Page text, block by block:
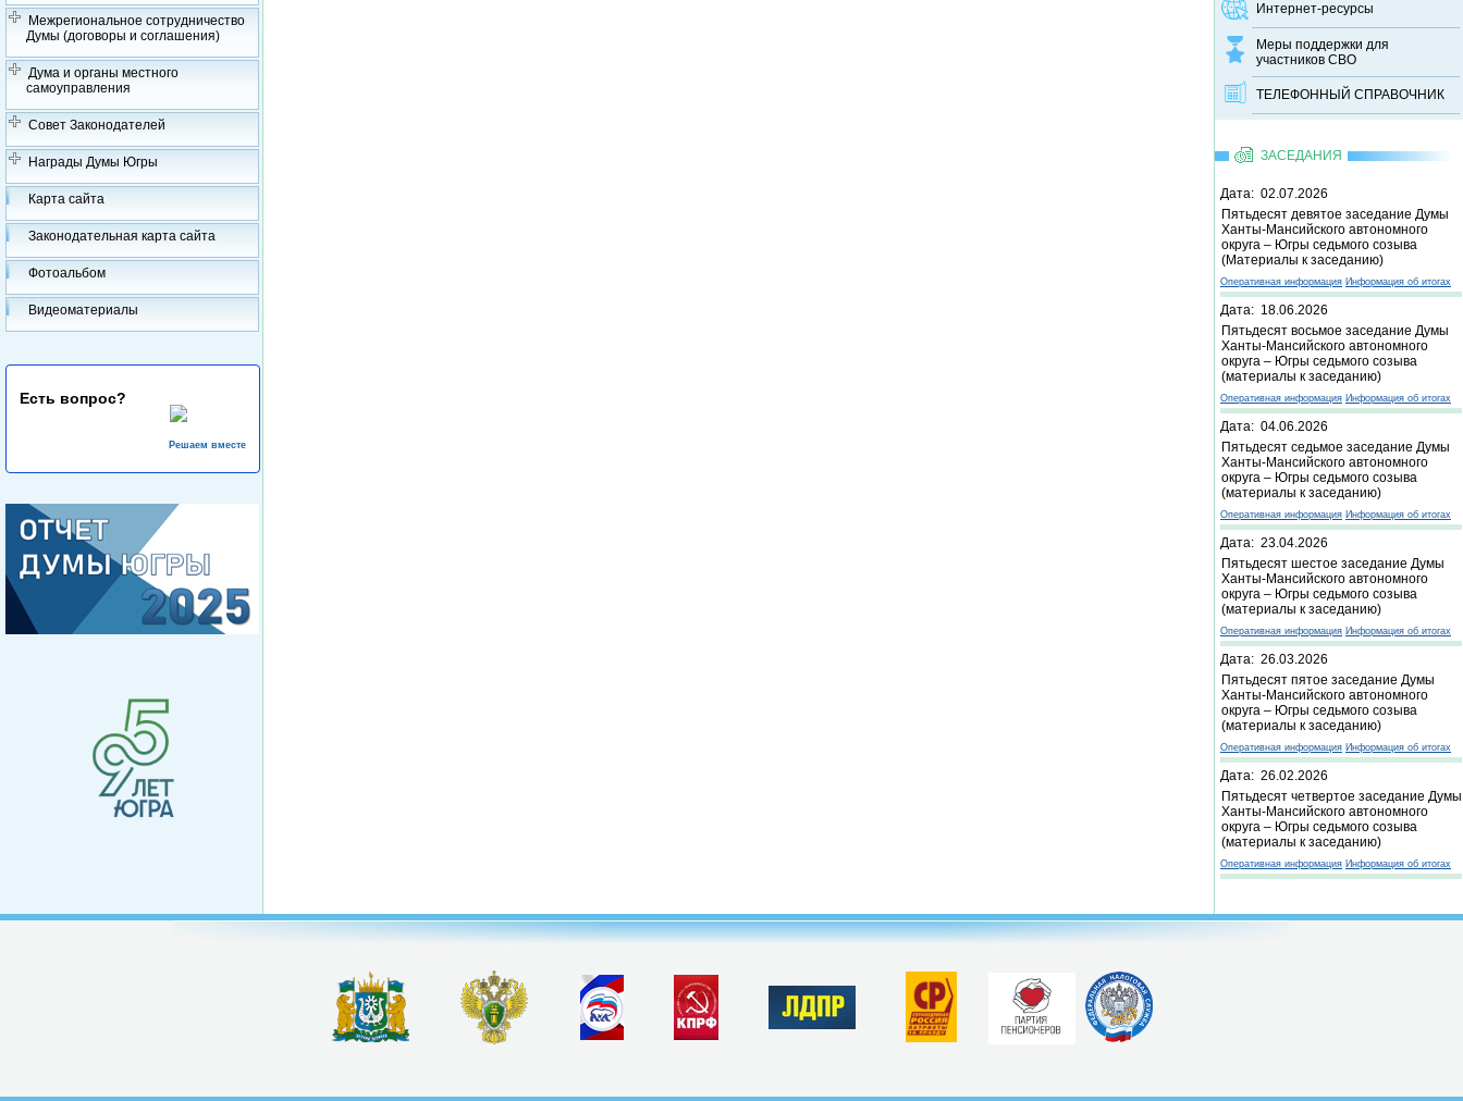
Межрегиональное сотрудничество
Думы (договоры и соглашения)
Дума и органы местного
самоуправления
Совет Законодателей
Награды Думы Югры
Карта сайта
Законодательная карта сайта
Фотоальбом
Видеоматериалы
Есть вопрос?
Решаем вместе
Интернет-ресурсы
Меры поддержки для
участников СВО
ТЕЛЕФОННЫЙ CПРАВОЧНИК
ЗАСЕДАНИЯ
Дата: 02.07.2026
Пятьдесят девятое заседание Думы
Ханты-Мансийского автономного
округа – Югры седьмого созыва
(Материалы к заседанию)
Оперативная информация Информация об итогах
Дата: 18.06.2026
Пятьдесят восьмое заседание Думы
Ханты-Мансийского автономного
округа – Югры седьмого созыва
(материалы к заседанию)
Оперативная информация Информация об итогах
Дата: 04.06.2026
Пятьдесят седьмое заседание Думы
Ханты-Мансийского автономного
округа – Югры седьмого созыва
(материалы к заседанию)
Оперативная информация Информация об итогах
Дата: 23.04.2026
Пятьдесят шестое заседание Думы
Ханты-Мансийского автономного
округа – Югры седьмого созыва
(материалы к заседанию)
Оперативная информация Информация об итогах
Дата: 26.03.2026
Пятьдесят пятое заседание Думы
Ханты-Мансийского автономного
округа – Югры седьмого созыва
(материалы к заседанию)
Оперативная информация Информация об итогах
Дата: 26.02.2026
Пятьдесят четвертое заседание Думы
Ханты-Мансийского автономного
округа – Югры седьмого созыва
(материалы к заседанию)
Оперативная информация Информация об итогах